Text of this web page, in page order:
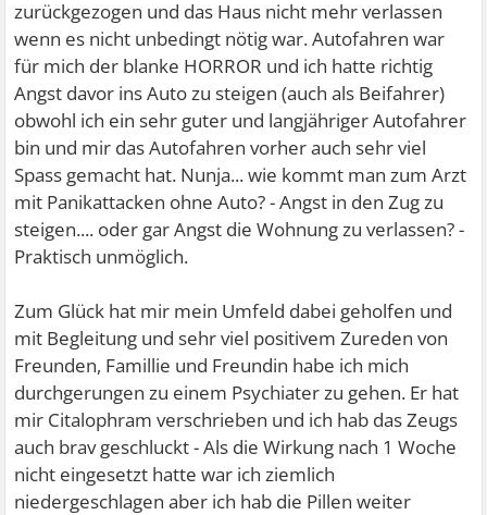
zurückgezogen und das Haus nicht mehr verlassen
wenn es nicht unbedingt nötig war. Autofahren war
für mich der blanke HORROR und ich hatte richtig
Angst davor ins Auto zu steigen (auch als Beifahrer)
obwohl ich ein sehr guter und langjähriger Autofahrer
bin und mir das Autofahren vorher auch sehr viel
Spass gemacht hat. Nunja... wie kommt man zum Arzt
mit Panikattacken ohne Auto? - Angst in den Zug zu
steigen.... oder gar Angst die Wohnung zu verlassen? -
Praktisch unmöglich.
Zum Glück hat mir mein Umfeld dabei geholfen und
mit Begleitung und sehr viel positivem Zureden von
Freunden, Famillie und Freundin habe ich mich
durchgerungen zu einem Psychiater zu gehen. Er hat
mir Citalophram verschrieben und ich hab das Zeugs
auch brav geschluckt - Als die Wirkung nach 1 Woche
nicht eingesetzt hatte war ich ziemlich
niedergeschlagen aber ich hab die Pillen weiter